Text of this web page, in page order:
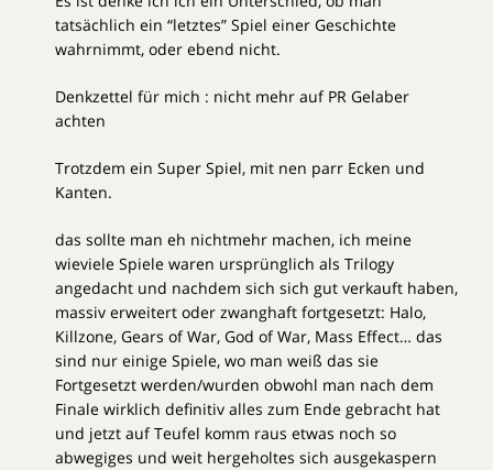
tatsächlich ein “letztes” Spiel einer Geschichte
wahrnimmt, oder ebend nicht.
Denkzettel für mich : nicht mehr auf PR Gelaber
achten
Trotzdem ein Super Spiel, mit nen parr Ecken und
Kanten.
das sollte man eh nichtmehr machen, ich meine
wieviele Spiele waren ursprünglich als Trilogy
angedacht und nachdem sich sich gut verkauft haben,
massiv erweitert oder zwanghaft fortgesetzt: Halo,
Killzone, Gears of War, God of War, Mass Effect… das
sind nur einige Spiele, wo man weiß das sie
Fortgesetzt werden/wurden obwohl man nach dem
Finale wirklich definitiv alles zum Ende gebracht hat
und jetzt auf Teufel komm raus etwas noch so
abwegiges und weit hergeholtes sich ausgekaspern